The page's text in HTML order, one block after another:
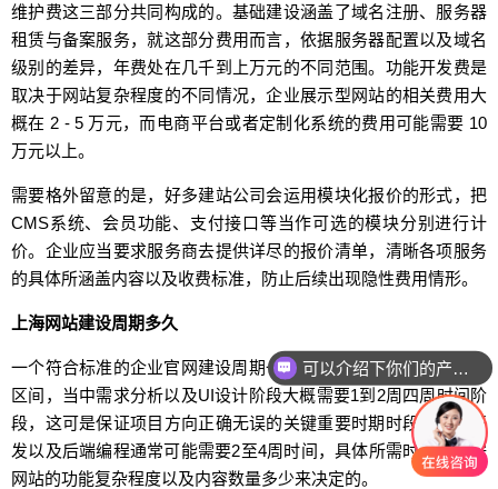
维护费这三部分共同构成的。基础建设涵盖了域名注册、服务器
租赁与备案服务，就这部分费用而言，依据服务器配置以及域名
级别的差异，年费处在几千到上万元的不同范围。功能开发费是
取决于网站复杂程度的不同情况，企业展示型网站的相关费用大
概在 2 - 5 万元，而电商平台或者定制化系统的费用可能需要 10
万元以上。
需要格外留意的是，好多建站公司会运用模块化报价的形式，把
CMS系统、会员功能、支付接口等当作可选的模块分别进行计
价。企业应当要求服务商去提供详尽的报价清单，清晰各项服务
的具体所涵盖内容以及收费标准，防止后续出现隐性费用情形。
上海网站建设周期多久
一个符合标准的企业官网建设周期一般处于4以至于8周左右上下
区间，当中需求分析以及UI设计阶段大概需要1到2周四周时间阶
段，这可是保证项目方向正确无误的关键重要时期时段，前端开
发以及后端编程通常可能需要2至4周时间，具体所需时长是依据
网站的功能复杂程度以及内容数量多少来决定的。